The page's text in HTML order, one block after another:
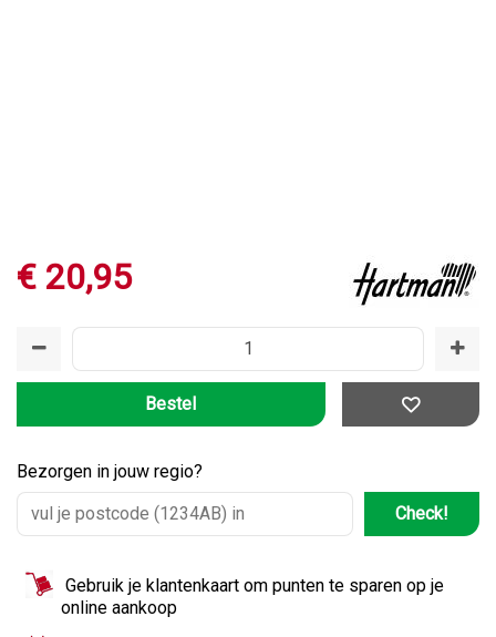
€ 20,95
Bezorgen in jouw regio?
Check!
Gebruik je klantenkaart om punten te sparen op je
online aankoop